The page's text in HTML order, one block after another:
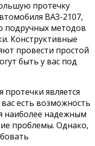
протечку
ВАЗ-2107,
подручных методов
Конструктивные
провести простой
быть у вас под
является
есть возможность
наиболее надежным
проблемы. Однако,